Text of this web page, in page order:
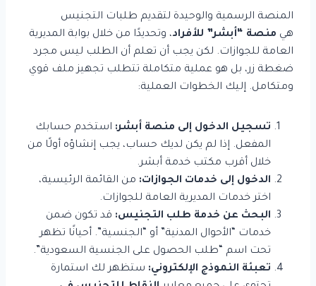
المنصة الرسمية والوحيدة لتقديم طلبات التجنيس
هي منصة “أبشر” للأفراد، وتحديدًا من خلال بوابة المديرية
العامة للجوازات. لكن يجب أن تعلم أن الطلب ليس مجرد
ضغطة زر، بل هو عملية متكاملة تتطلب تجهيز ملف قوي
ومتكامل. إليك الخطوات العملية:
تسجيل الدخول إلى منصة أبشر: استخدم حسابك
المفعل. إذا لم يكن لديك حساب، يجب إنشاؤه أولًا من
خلال أقرب مكتب خدمة أبشر.
الدخول إلى خدمات الجوازات: من القائمة الرئيسية،
اختر خدمات المديرية العامة للجوازات.
البحث عن خدمة طلب التجنيس: قد تكون ضمن
خدمات “الأحوال المدنية” أو “الجنسية”. أحيانًا تظهر
تحت اسم “طلب الحصول على الجنسية السعودية”.
تعبئة النموذج الإلكتروني: ستظهر لك استمارة